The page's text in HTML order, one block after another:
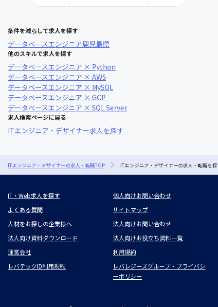
条件を減らして求人を探す
データベースエンジニア鹿児島県
他のスキルで求人を探す
データベースエンジニア × Python
データベースエンジニア × AWS
データベースエンジニア × MySQL
データベースエンジニア × GCP
データベースエンジニア × SQL Server
求人検索ページに戻る
ITエンジニア・デザイナー求人を探す
ITエンジニア・デザイナーの求人・転職TOP ITエンジニア・デザイナーの求人・転職を
IT・Web求人を探す
個人向けお問い合わせ
よくある質問
サイトマップ
人材をお探しの企業様へ
法人向けお問い合わせ
法人向け資料ダウンロード
法人向けお役立ち資料一覧
運営会社
利用規約
レバテックID利用規約
レバレジーズグループ・プライバシ
ーポリシー